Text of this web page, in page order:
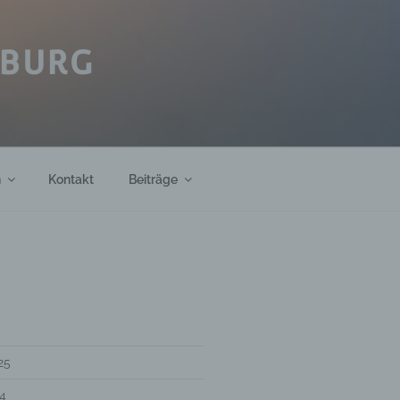
Kontakt Beiträge